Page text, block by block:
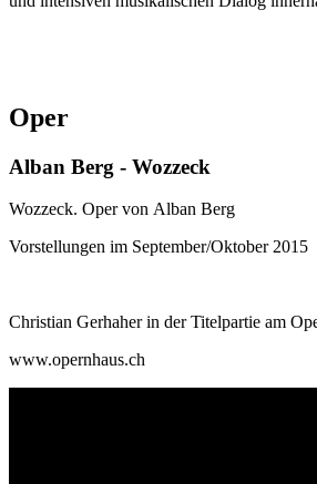
Oper
Alban Berg - Wozzeck
Wozzeck. Oper von Alban Berg
Vorstellungen im September/Oktober 2015
Christian Gerhaher in der Titelpartie am
www.opernhaus.ch